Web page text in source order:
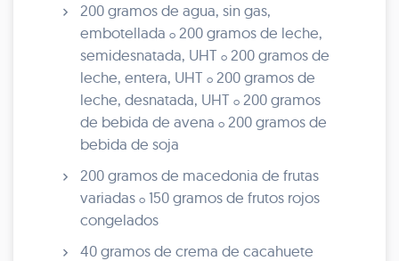
200 gramos de agua, sin gas,
embotellada o 200 gramos de leche,
semidesnatada, UHT o 200 gramos de
leche, entera, UHT o 200 gramos de
leche, desnatada, UHT o 200 gramos
de bebida de avena o 200 gramos de
bebida de soja
200 gramos de macedonia de frutas
variadas o 150 gramos de frutos rojos
congelados
40 gramos de crema de cacahuete